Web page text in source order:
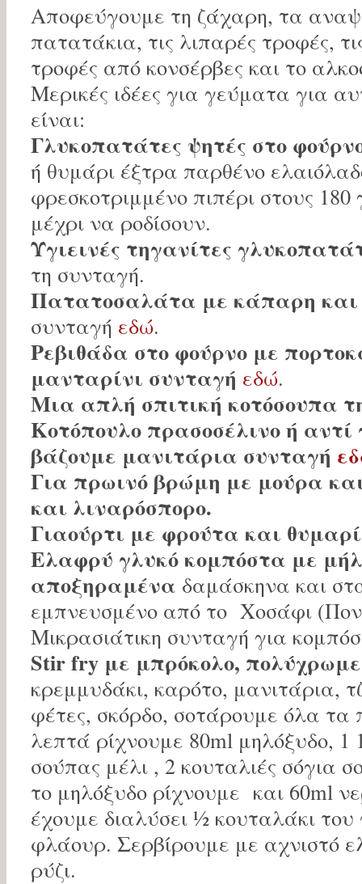
Αποφεύγουμε τη ζάχαρη, τα
πατατάκια, τις λιπαρές τροφές,
τροφές από κονσέρβες και το
Μερικές ιδέες για γεύματα για
είναι:
Γλυκοπατάτες ψητές στο
ή θυμάρι έξτρα παρθένο
φρεσκοτριμμένο πιπέρι στους
μέχρι να ροδίσουν.
Υγιεινές τηγανίτες
τη συνταγή.
Πατατοσαλάτα με κάπαρη και
συνταγή εδώ.
Ρεβιθάδα στο φούρνο με
μανταρίνι συνταγή εδώ.
Μια απλή σπιτική κοτόσουπα
Κοτόπουλο πρασοσέλινο ή αντί
βάζουμε μανιτάρια συνταγή
Για πρωινό βρώμη με μούρα
και λιναρόσπορο.
Γιαούρτι με φρούτα και
Ελαφρύ γλυκό κομπόστα με
αποξηραμένα δαμάσκηνα και
εμπνευσμένο από το Χοσάφι
Μικρασιάτικη συνταγή για
Stir fry με μπρόκολο,
κρεμμυδάκι, καρότο, μανιτάρια,
φέτες, σκόρδο, σοτάρουμε όλα
λεπτά ρίχνουμε 80ml μηλόξυδο, 1
σούπας μέλι , 2 κουταλιές σόγια
το μηλόξυδο ρίχνουμε και 60ml
έχουμε διαλύσει ½ κουταλάκι
φλάουρ. Σερβίρουμε με αχνιστό
ρύζι.